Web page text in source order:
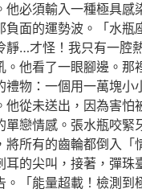
他必須輸入一種極具感
負面的運勢波。「水瓶
靜…才怪！我只有一腔
。他看了一眼腳邊。那
禮物：一個用一萬塊小
他從未送出，因為害怕
單戀情感。張水瓶咬緊
將所有的齒輪都倒入「
耳的尖叫，接著，彈珠
。「能量超載！檢測到